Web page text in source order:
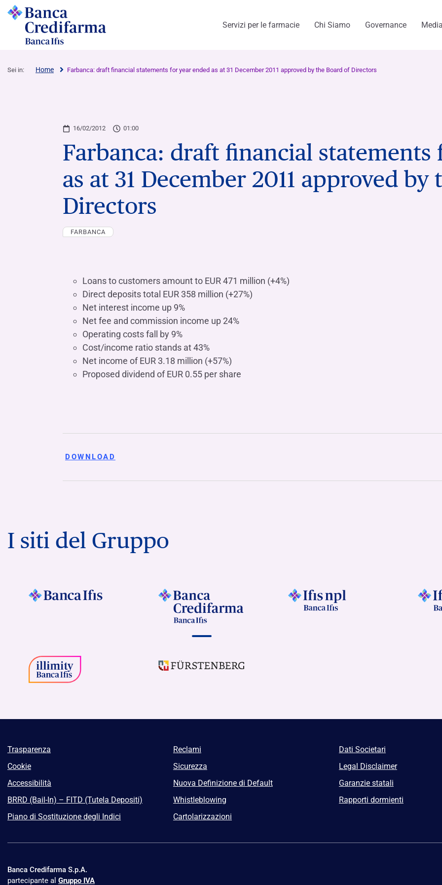
Servizi per le farmacie
Conti Correnti, Incassi e Pagamenti
Finanziamenti
Finanziamenti a breve termine
Finanziamenti a medio-lungo termine
Chi Siamo Governance
Assemblea degli Azionisti
Archivio documenti assemblee Banca
Archivio documenti assemblee Farbanca
Media
Sei in: Home Farbanca: draft financial statements for year ended as at 31 December 2011 approved by the Board of Directors
16/02/2012 01:00
Farbanca: draft financial statements
as at 31 December 2011 approved
Directors
FARBANCA
Loans to customers amount to EUR 471 million (+4%)
Direct deposits total EUR 358 million (+27%)
Net interest income up 9%
Net fee and commission income up 24%
Operating costs fall by 9%
Cost/income ratio stands at 43%
Net income of EUR 3.18 million (+57%)
Proposed dividend of EUR 0.55 per share
DOWNLOAD
I siti del Gruppo
Trasparenza Reclami Dati Societari
Cookie
Sicurezza Legal Disclaimer
Accessibilità
Nuova Definizione di Default Garanzie statali
BRRD (Bail-In) – FITD (Tutela Depositi)
Whistleblowing Rapporti dormienti
Piano di Sostituzione degli Indici
Cartolarizzazioni
Banca Credifarma S.p.A.
partecipante al Gruppo IVA